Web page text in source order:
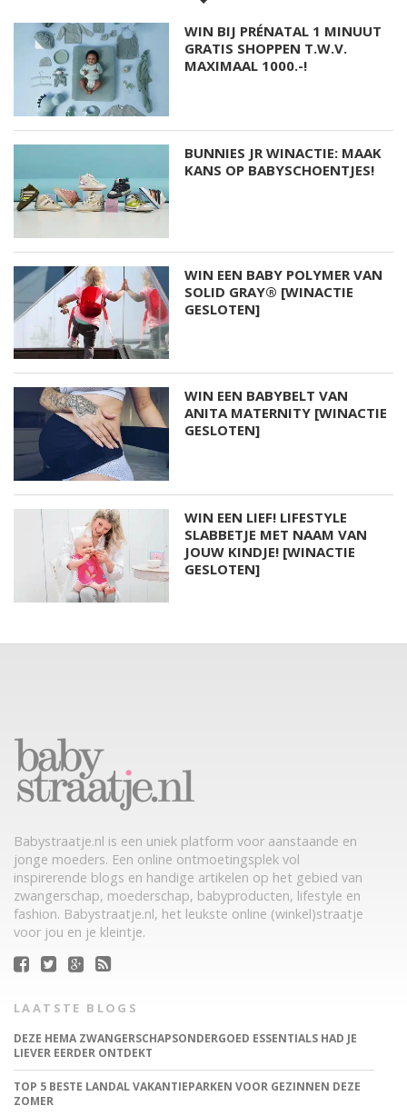
WIN BIJ PRÉNATAL 1 MINUUT
GRATIS SHOPPEN T.W.V.
MAXIMAAL 1000.-!
BUNNIES JR WINACTIE: MAAK
KANS OP BABYSCHOENTJES!
WIN EEN BABY POLYMER VAN
SOLID GRAY® [WINACTIE
GESLOTEN]
WIN EEN BABYBELT VAN
ANITA MATERNITY [WINACTIE
GESLOTEN]
WIN EEN LIEF! LIFESTYLE
SLABBETJE MET NAAM VAN
JOUW KINDJE! [WINACTIE
GESLOTEN]
Babystraatje.nl is een uniek platform voor aanstaande en
jonge moeders. Een online ontmoetingsplek vol
inspirerende blogs en handige artikelen op het gebied van
zwangerschap, moederschap, babyproducten, lifestyle en
fashion. Babystraatje.nl, het leukste online (winkel)straatje
voor jou en je kleintje.
LAATSTE BLOGS
DEZE HEMA ZWANGERSCHAPSONDERGOED ESSENTIALS HAD JE
LIEVER EERDER ONTDEKT
TOP 5 BESTE LANDAL VAKANTIEPARKEN VOOR GEZINNEN DEZE
ZOMER